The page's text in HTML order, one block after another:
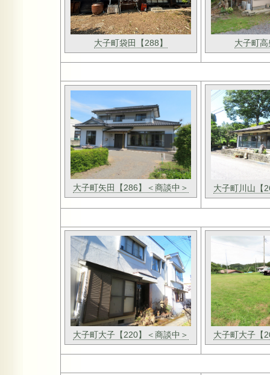
大子町袋田【288】 大子町
大子町矢田【286】＜商談中＞ 大子町川山【
大子町大子【220】＜商談中＞ 大子町大子【